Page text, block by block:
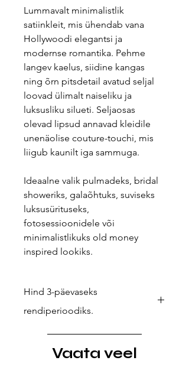
Lummavalt minimalistlik
satiinkleit, mis ühendab vana
Hollywoodi elegantsi ja
modernse romantika. Pehme
langev kaelus, siidine kangas
ning õrn pitsdetail avatud seljal
loovad ülimalt naiseliku ja
luksusliku silueti. Seljaosas
olevad lipsud annavad kleidile
unenäolise couture-touchi, mis
liigub kaunilt iga sammuga.
Ideaalne valik pulmadeks, bridal
showeriks, galaõhtuks, suviseks
luksusürituseks,
fotosessioonidele või
minimalistlikuks old money
inspired lookiks.
Hind 3-päevaseks
rendiperioodiks.
Kui soovid pikemat laenutust (nt
reisiks või valismaiseks festivaliks),
anna meile teada - teeme
Vaata veel